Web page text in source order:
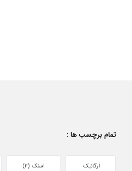
تمام برچسب ها :
ارگانیک اسنک (2)